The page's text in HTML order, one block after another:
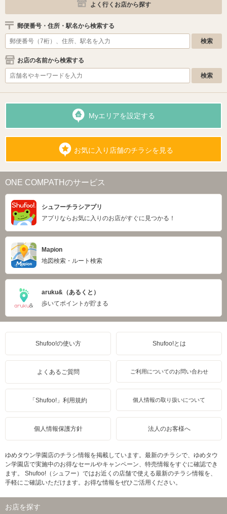
よく行くお店から探す
郵便番号・住所・駅名から検索する
お店の名前から検索する
Myエリアを設定する
お気に入り店舗のチラシを見る
ONE COMPATHのサービス
シュフーチラシアプリ
アプリならお気に入りのお店がすぐに見つかる！
Mapion
地図検索・ルート検索
aruku&（あるくと）
歩いてポイントが貯まる
Shufoo!の使い方 Shufoo!とは
よくあるご質問 ご利用についてのお問い合わせ
「Shufoo!」利用規約 個人情報の取り扱いについて
個人情報保護方針 法人のお客様へ
ゆめタウン学園店のチラシ情報を掲載しています。最新のチラシで、ゆめタウ
ン学園店で実施中のお得なセールやキャンペーン、特売情報をすぐに確認でき
ます。 Shufoo!（シュフー）ではお近くの店舗で使える最新のチラシ情報を、
手軽にご確認いただけます。お得な情報をぜひご活用ください。
お店を探す